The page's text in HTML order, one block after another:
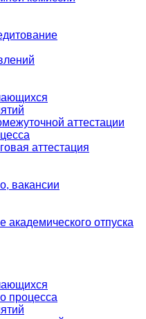
аттестации
аттестация
вакансии
академического отпуска
процесса